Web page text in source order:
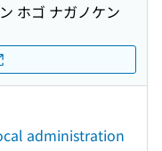
ホゴ ナガノケン
administration